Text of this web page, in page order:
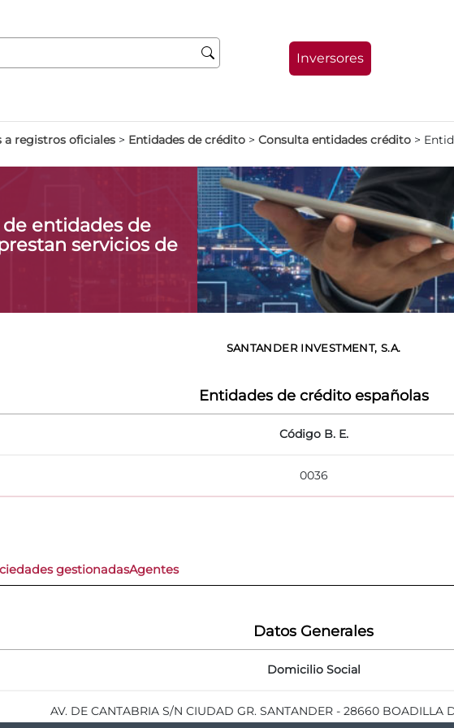
Inversores
a registros oficiales > Entidades de crédito > Consulta entidades crédito >
entidades de
servicios de
SANTANDER INVESTMENT, S.A.
Entidades de crédito españolas
Código B. E.
0036
gestionadasAgentes
Datos Generales
Domicilio Social
AV. DE CANTABRIA S/N CIUDAD GR. SANTANDER - 28660 BOADILLA